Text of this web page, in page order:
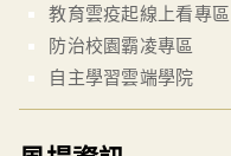
教育雲疫起線上看專區
防治校園霸凌專區
自主學習雲端學院